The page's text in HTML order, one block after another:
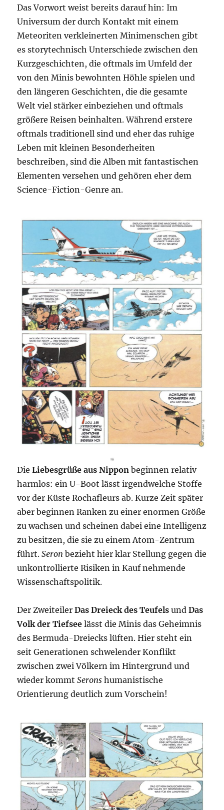
Das Vorwort weist bereits darauf hin: Im
Universum der durch Kontakt mit einem
Meteoriten verkleinerten Minimenschen gibt
es storytechnisch Unterschiede zwischen den
Kurzgeschichten, die oftmals im Umfeld der
von den Minis bewohnten Höhle spielen und
den längeren Geschichten, die die gesamte
Welt viel stärker einbeziehen und oftmals
größere Reisen beinhalten. Während erstere
oftmals traditionell sind und eher das ruhige
Leben mit kleinen Besonderheiten
beschreiben, sind die Alben mit fantastischen
Elementen versehen und gehören eher dem
Science-Fiction-Genre an.
DieLiebesgrüße aus Nippon beginnen relativ
harmlos: ein U-Boot lässt irgendwelche Stoffe
vor der Küste Rochafleurs ab. Kurze Zeit später
aber beginnen Ranken zu einer enormen Größe
zu wachsen und scheinen dabei eine Intelligenz
zu besitzen, die sie zu einem Atom-Zentrum
führt.Seron bezieht hier klar Stellung gegen die
unkontrollierte Risiken in Kauf nehmende
Wissenschaftspolitik.
Der ZweiteilerDas Dreieck des Teufels undDas
Volk der Tiefsee lässt die Minis das Geheimnis
des Bermuda-Dreiecks lüften. Hier steht ein
seit Generationen schwelender Konflikt
zwischen zwei Völkern im Hintergrund und
wieder kommtSerons humanistische
Orientierung deutlich zum Vorschein!